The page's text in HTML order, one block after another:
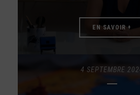
EN SAVOIR +
4 SEPTEMBRE